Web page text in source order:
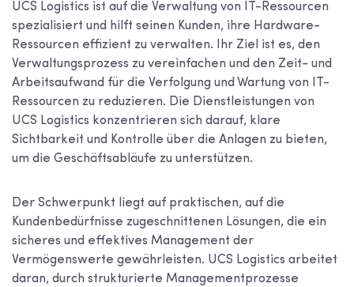
UCS Logistics ist auf die Verwaltung von IT-Ressourcen
spezialisiert und hilft seinen Kunden, ihre Hardware-
Ressourcen effizient zu verwalten. Ihr Ziel ist es, den
Verwaltungsprozess zu vereinfachen und den Zeit- und
Arbeitsaufwand für die Verfolgung und Wartung von IT-
Ressourcen zu reduzieren. Die Dienstleistungen von
UCS Logistics konzentrieren sich darauf, klare
Sichtbarkeit und Kontrolle über die Anlagen zu bieten,
um die Geschäftsabläufe zu unterstützen.
Der Schwerpunkt liegt auf praktischen, auf die
Kundenbedürfnisse zugeschnittenen Lösungen, die ein
sicheres und effektives Management der
Vermögenswerte gewährleisten. UCS Logistics arbeitet
daran, durch strukturierte Managementprozesse